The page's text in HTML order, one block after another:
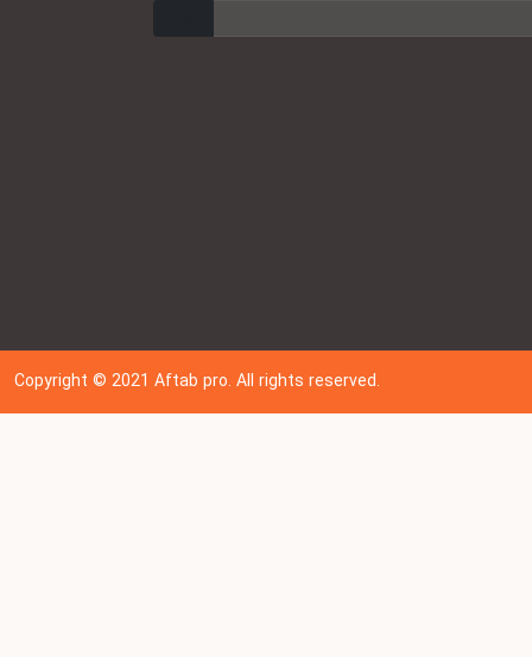
Copyright © 202 1Aftab pro. All rights reserved.